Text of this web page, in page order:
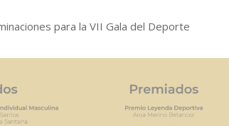
para la VII Gala del Deporte